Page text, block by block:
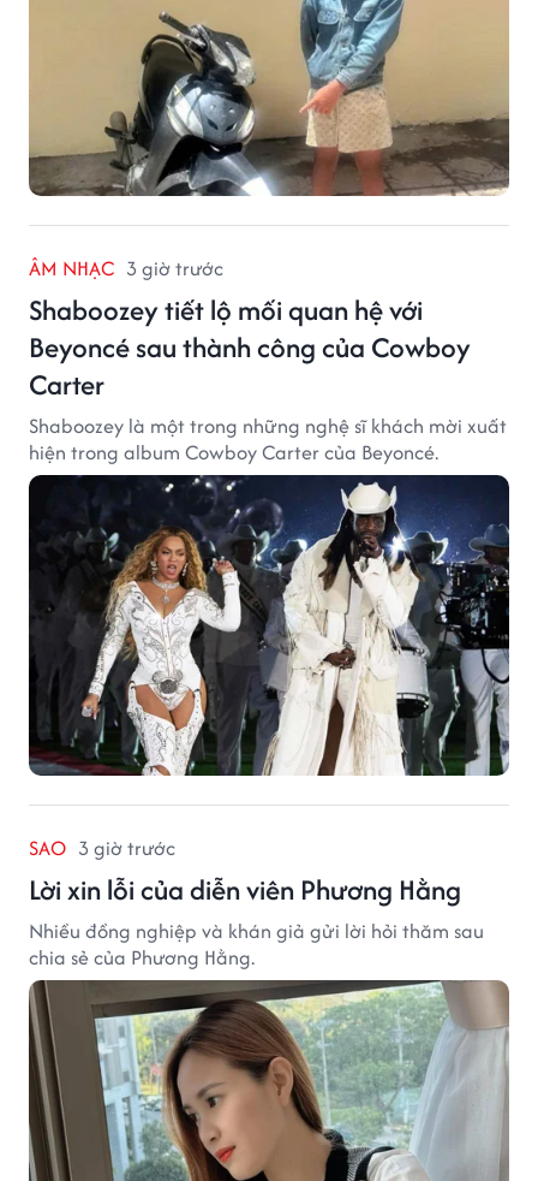
ÂM NHẠC 3 giờ trước
Shaboozey tiết lộ mối quan hệ với
Beyoncé sau thành công của Cowboy
Carter
Shaboozey là một trong những nghệ sĩ khách mời xuất
hiện trong album Cowboy Carter của Beyoncé.
SAO 3 giờ trước
Lời xin lỗi của diễn viên Phương Hằng
Nhiều đồng nghiệp và khán giả gửi lời hỏi thăm sau
chia sẻ của Phương Hằng.